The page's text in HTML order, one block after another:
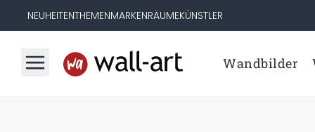
NEUHEITENTHEMENMARKENRÄUMEKÜNSTLER
Wandbilder